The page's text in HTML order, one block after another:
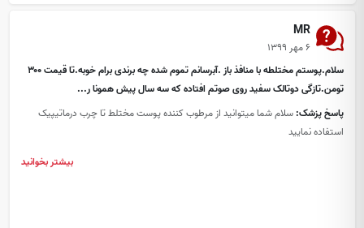
MR
۶ مهر ۱۳۹۹
سلام.پوستم مختلطه با منافذ باز .آبرسانم تموم شده چه برندی برام خوبه.تا قیمت ۳۰۰
تومن.تازگی دوتالک سفید روی صوتم افتاده که سه سال پیش همونا ر...
پاسخ پزشک: سلام شما میتوانید از مرطوب کننده پوست مختلط تا چرب درماتیپیک
استفاده نمایید
بیشتر بخوانید